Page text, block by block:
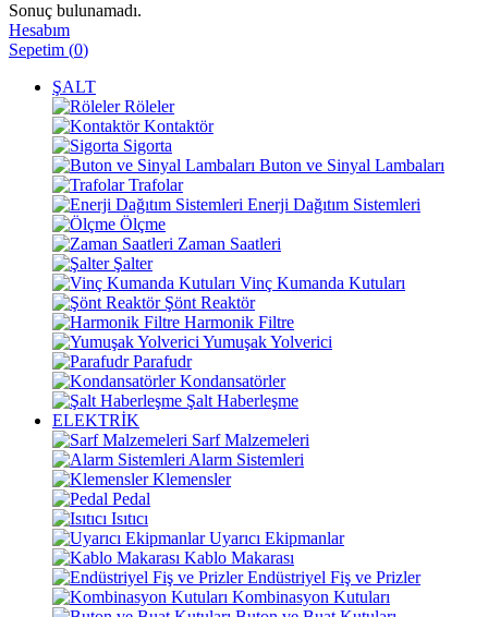
Sonuç bulunamadı.
Hesabım
Sepetim (0)
ŞALT
Röleler
Kontaktör
Sigorta
Buton ve Sinyal Lambaları
Trafolar
Enerji Dağıtım Sistemleri
Ölçme
Zaman Saatleri
Şalter
Vinç Kumanda Kutuları
Şönt Reaktör
Harmonik Filtre
Yumuşak Yolverici
Parafudr
Kondansatörler
Şalt Haberleşme
ELEKTRİK
Sarf Malzemeleri
Alarm Sistemleri
Klemensler
Pedal
Isıtıcı
Uyarıcı Ekipmanlar
Kablo Makarası
Endüstriyel Fiş ve Prizler
Kombinasyon Kutuları